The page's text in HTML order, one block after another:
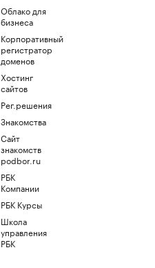
Облако для
бизнеса
Корпоративный
регистратор
доменов
Хостинг
сайтов
Рег.решения
Знакомства
Сайт
знакомств
podbor.ru
РБК
Компании
РБК Курсы
Школа
управления
РБК